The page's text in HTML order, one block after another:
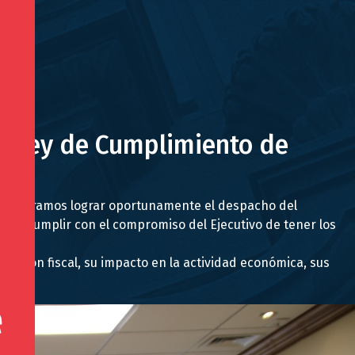
ley de Cumplimiento de
lograr oportunamente el despacho del
y cumplir con el compromiso del Ejecutivo de tener los
fiscal, su impacto en la actividad económica, sus